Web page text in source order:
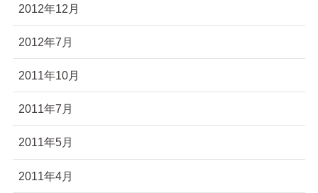
2012年12月
2012年7月
2011年10月
2011年7月
2011年5月
2011年4月